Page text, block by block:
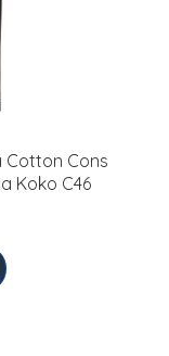
Cotton Cons
Koko C46